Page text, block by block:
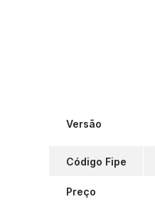
Versão
Código Fipe
Preço